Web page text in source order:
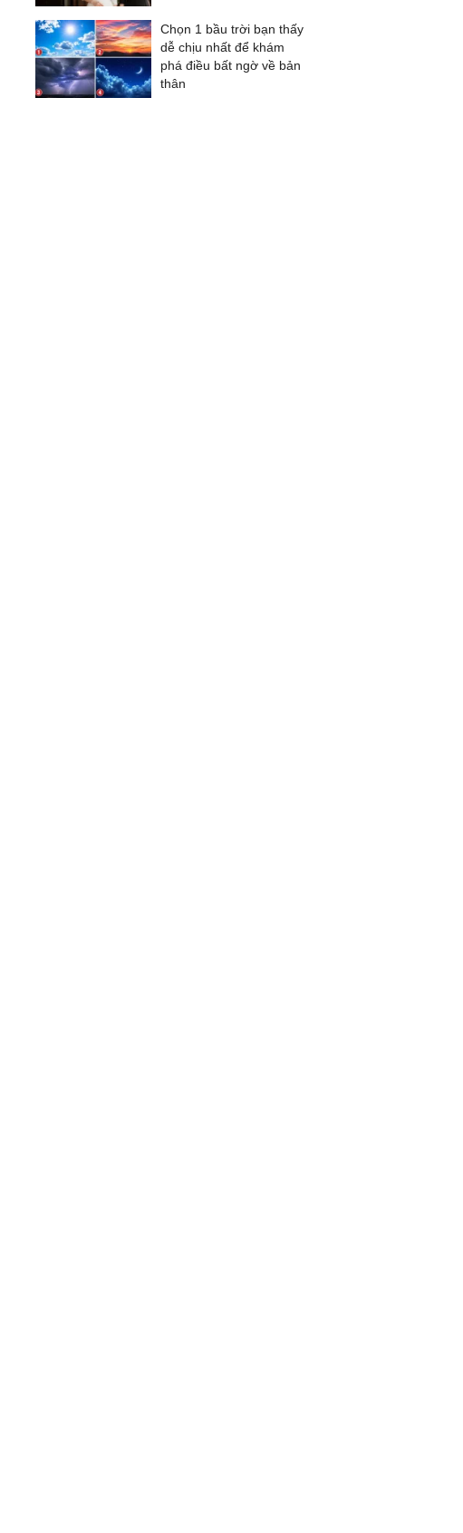
Chọn 1 bầu trời bạn thấy
dễ chịu nhất để khám
phá điều bất ngờ về bản
thân